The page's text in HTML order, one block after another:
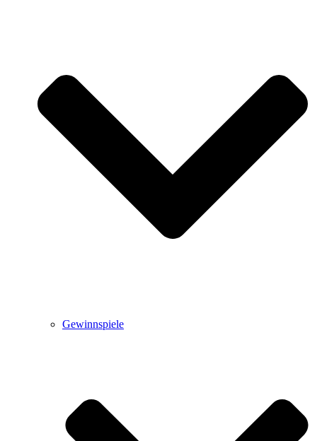
Gewinnspiele